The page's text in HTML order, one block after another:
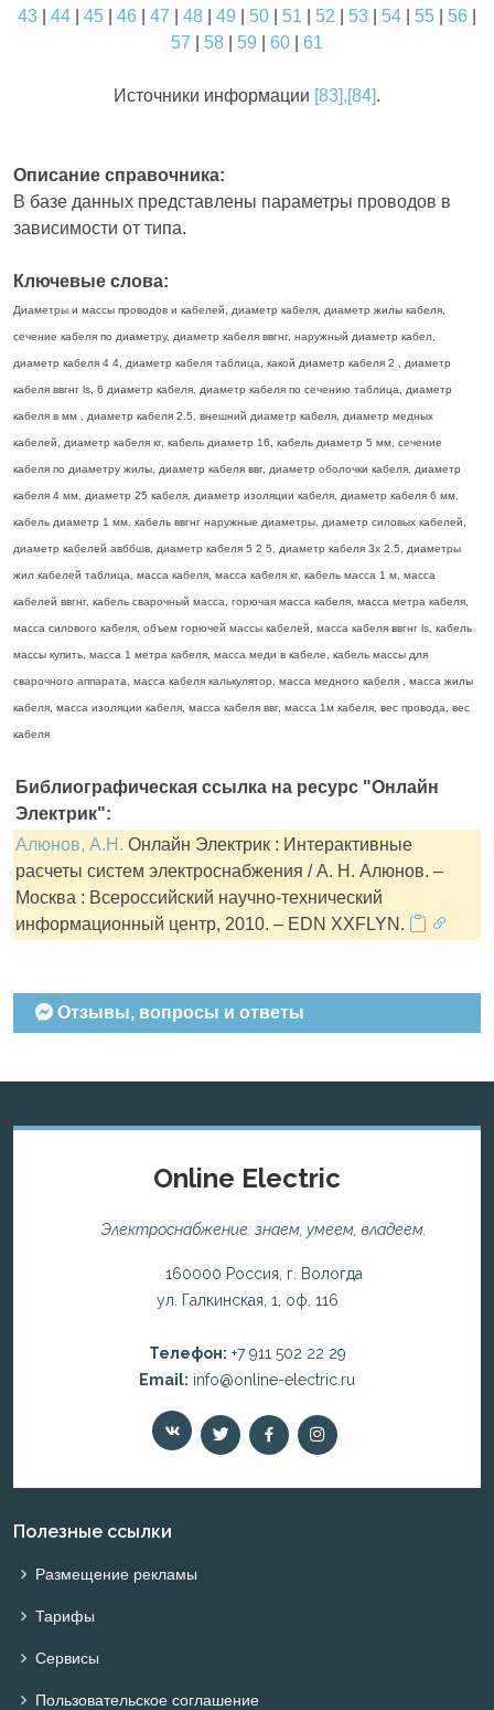
43 44 45 46 47 48 49 50 51 52 53 54 55 56
57
58 59 60 61
Источники информации [83],[84].
Описание справочника:
В базе данных представлены параметры проводов в
зависимости от типа.
Ключевые слова:
Диаметры и массы проводов и кабелей, диаметр кабеля, диаметр жилы кабеля,
сечение кабеля по диаметру, диаметр кабеля ввгнг, наружный диаметр кабел,
диаметр кабеля 4 4, диаметр кабеля таблица, какой диаметр кабеля 2 , диаметр
кабеля ввгнг ls, 6 диаметр кабеля, диаметр кабеля по сечению таблица, диаметр
кабеля в мм , диаметр кабеля 2.5, внешний диаметр кабеля, диаметр медных
кабелей, диаметр кабеля кг, кабель диаметр 16, кабель диаметр 5 мм, сечение
кабеля по диаметру жилы, диаметр кабеля ввг, диаметр оболочки кабеля, диаметр
кабеля 4 мм, диаметр 25 кабеля, диаметр изоляции кабеля, диаметр кабеля 6 мм,
кабель диаметр 1 мм, кабель ввгнг наружные диаметры, диаметр силовых кабелей,
диаметр кабелей авббшв, диаметр кабеля 5 2 5, диаметр кабеля 3х 2.5, диаметры
жил кабелей таблица, масса кабеля, масса кабеля кг, кабель масса 1 м, масса
кабелей ввгнг, кабель сварочный масса, горючая масса кабеля, масса метра кабеля,
масса силового кабеля, объем горючей массы кабелей, масса кабеля ввгнг ls, кабель
массы купить, масса 1 метра кабеля, масса меди в кабеле, кабель массы для
сварочного аппарата, масса кабеля калькулятор, масса медного кабеля , масса жилы
кабеля, масса изоляции кабеля, масса кабеля ввг, масса 1м кабеля, вес провода, вес
кабеля
Библиографическая ссылка на ресурс "Онлайн
Электрик":
Алюнов, А.Н. Онлайн Электрик : Интерактивные
расчеты систем электроснабжения / А. Н. Алюнов. –
Москва : Всероссийский научно-технический
информационный центр, 2010. – EDN XXFLYN.
Отзывы, вопросы и ответы
Online Electric
Электроснабжение: знаем, умеем, владеем.
160000 Россия, г. Вологда
ул. Галкинская, 1, оф. 116
Телефон: +7 911 502 22 29
Email: info@online-electric.ru
Полезные ссылки
Размещение рекламы
Тарифы
Сервисы
Пользовательское соглашение